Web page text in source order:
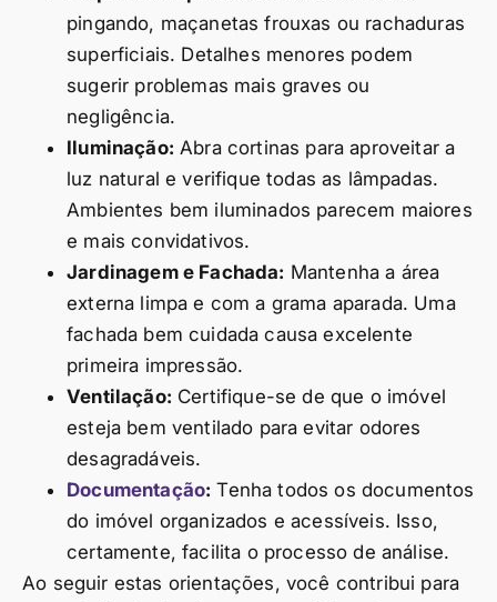
pingando, maçanetas frouxas ou rachaduras
superficiais. Detalhes menores podem
sugerir problemas mais graves ou
negligência.
Iluminação: Abra cortinas para aproveitar a
luz natural e verifique todas as lâmpadas.
Ambientes bem iluminados parecem maiores
e mais convidativos.
Jardinagem e Fachada: Mantenha a área
externa limpa e com a grama aparada. Uma
fachada bem cuidada causa excelente
primeira impressão.
Ventilação: Certifique-se de que o imóvel
esteja bem ventilado para evitar odores
desagradáveis.
Documentação: Tenha todos os documentos
do imóvel organizados e acessíveis. Isso,
certamente, facilita o processo de análise.
Ao seguir estas orientações, você contribui para